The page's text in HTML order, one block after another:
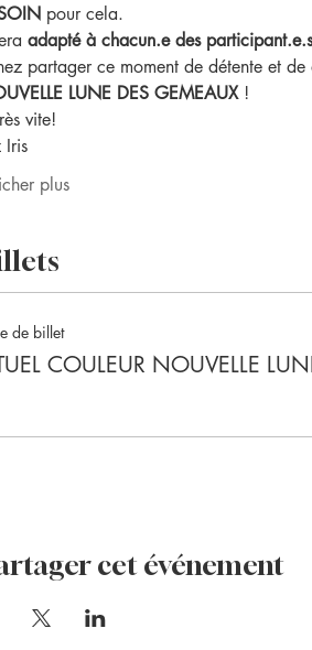
pour cela.
adapté à chacun.e des participant.e.s
partager ce moment de détente et
LUNE DES GEMEAUX !
vite!
Iris
plus
de billet
COULEUR NOUVELLE
cet événement